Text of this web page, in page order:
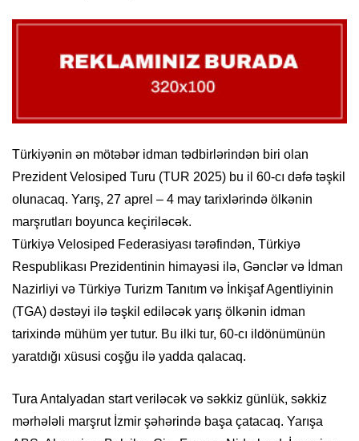
Türkiyənin ən mötəbər idman tədbirlərindən biri olan
Prezident Velosiped Turu (TUR 2025) bu il 60-cı dəfə təşkil
olunacaq. Yarış, 27 aprel – 4 may tarixlərində ölkənin
marşrutları boyunca keçiriləcək.
Türkiyə Velosiped Federasiyası tərəfindən, Türkiyə
Respublikası Prezidentinin himayəsi ilə, Gənclər və İdman
Nazirliyi və Türkiyə Turizm Tanıtım və İnkişaf Agentliyinin
(TGA) dəstəyi ilə təşkil ediləcək yarış ölkənin idman
tarixində mühüm yer tutur. Bu ilki tur, 60-cı ildönümünün
yaratdığı xüsusi coşğu ilə yadda qalacaq.
Tura Antalyadan start veriləcək və səkkiz günlük, səkkiz
mərhələli marşrut İzmir şəhərində başa çatacaq. Yarışa